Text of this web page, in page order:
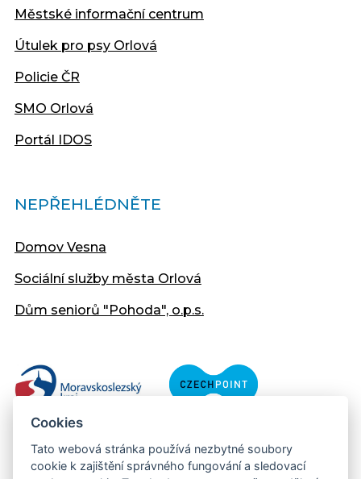
Městské informační centrum
Útulek pro psy Orlová
Policie ČR
SMO Orlová
Portál IDOS
NEPŘEHLÉDNĚTE
Domov Vesna
Sociální služby města Orlová
Dům seniorů "Pohoda", o.p.s.
Cookies
Tato webová stránka používá nezbytné soubory
cookie k zajištění správného fungování a sledovací